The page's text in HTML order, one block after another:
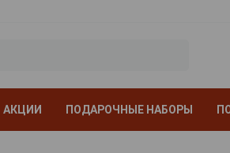
АКЦИИ ПОДАРОЧНЫЕ НАБОРЫ